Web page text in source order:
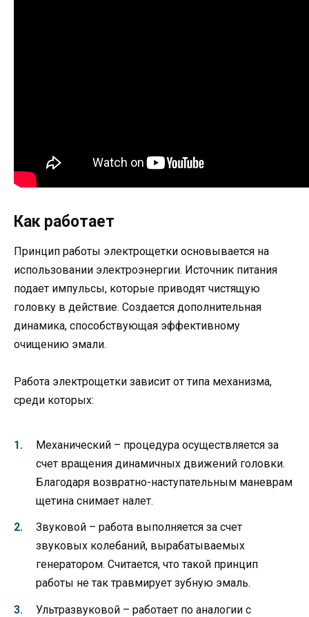
Как работает
Принцип работы электрощетки основывается на
использовании электроэнергии. Источник питания
подает импульсы, которые приводят чистящую
головку в действие. Создается дополнительная
динамика, способствующая эффективному
очищению эмали.
Работа электрощетки зависит от типа механизма,
среди которых:
Механический – процедура осуществляется за
счет вращения динамичных движений головки.
Благодаря возвратно-наступательным маневрам
щетина снимает налет.
Звуковой – работа выполняется за счет
звуковых колебаний, вырабатываемых
генератором. Считается, что такой принцип
работы не так травмирует зубную эмаль.
Ультразвуковой – работает по аналогии с